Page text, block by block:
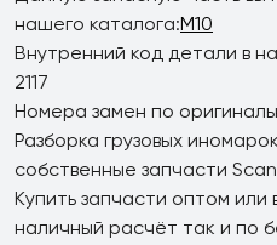
нашего каталога:M10
Внутренний код детали в
2117
Номера замен по
Разборка грузовых
собственные запчасти
Купить запчасти оптом или
наличный расчёт так и по